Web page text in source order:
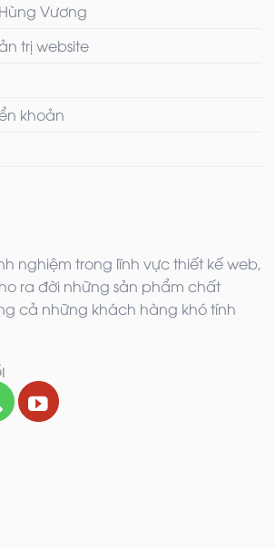
Vương
trị website
khoản
nghiệm trong lĩnh vực thiết kế web,
ra đời những sản phẩm chất
cả những khách hàng khó tính